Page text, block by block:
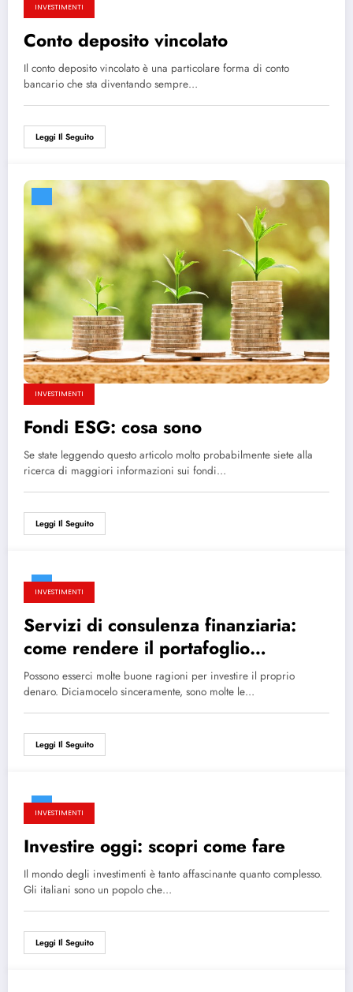
INVESTIMENTI
Conto deposito vincolato
Il conto deposito vincolato è una particolare forma di conto
bancario che sta diventando sempre…
Leggi Il Seguito
INVESTIMENTI
Fondi ESG: cosa sono
Se state leggendo questo articolo molto probabilmente siete alla
ricerca di maggiori informazioni sui fondi…
Leggi Il Seguito
INVESTIMENTI
Servizi di consulenza finanziaria:
come rendere il portafoglio
investimenti più efficiente
Possono esserci molte buone ragioni per investire il proprio
denaro. Diciamocelo sinceramente, sono molte le…
Leggi Il Seguito
INVESTIMENTI
Investire oggi: scopri come fare
Il mondo degli investimenti è tanto affascinante quanto complesso.
Gli italiani sono un popolo che…
Leggi Il Seguito